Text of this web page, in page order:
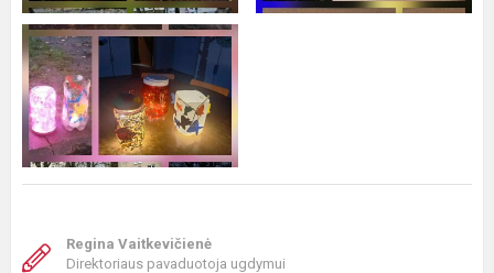
Regina Vaitkevičienė
Direktoriaus pavaduotoja ugdymui